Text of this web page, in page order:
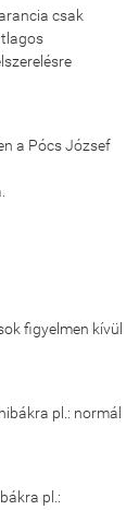
csak
a Pócs József
figyelmen kívül
pl.: normál
pl.: